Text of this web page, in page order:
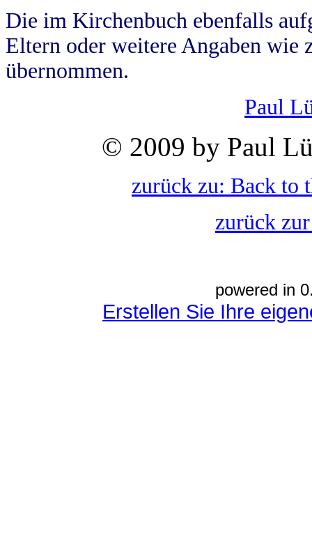
Die im Kirchenbuch ebenfalls
Eltern oder weitere Angaben wie
übernommen.
Paul
© 2009 by Paul
zurück zu: Back to
zurück
powered in
Erstellen Sie Ihre